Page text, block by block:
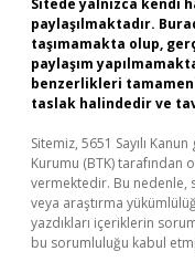
Sitede yalnızca kendi
paylaşılmaktadır.
taşımamakta olup,
paylaşım
benzerlikleri
taslak halindedir ve
Sitemiz, 5651 Sayılı
Kurumu (BTK) tarafından
vermektedir. Bu
veya araştırma
yazdıkları içeriklerin
bu sorumluluğu kabul